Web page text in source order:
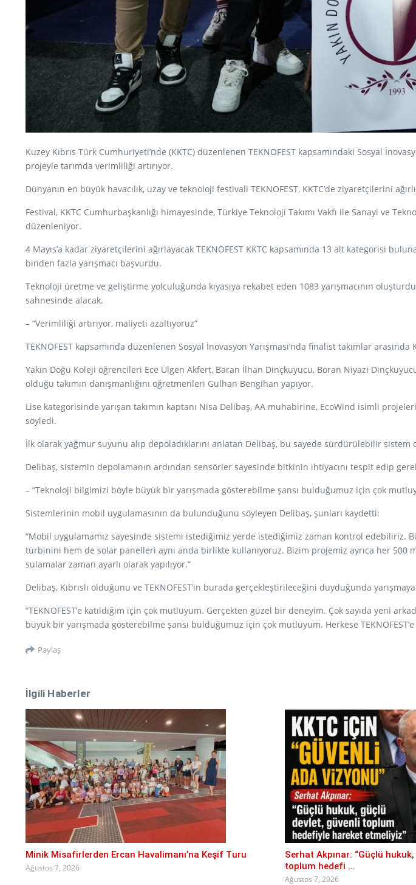
Kuzey Kıbrıs Türk Cumhuriyeti’nde (KKTC) düzenlenen TEKNOFEST kapsamındaki Sosyal
projeyle tarımda verimliliği artırıyor.
Dünyanın en büyük havacılık, uzay ve teknoloji festivali TEKNOFEST, KKTC’de ziyaretçilerini
Festival, KKTC Cumhurbaşkanlığı himayesinde, Türkiye Teknoloji Takımı Vakfı ile Sanayi ve
düzenleniyor.
4 Mayıs’a kadar ziyaretçilerini ağırlayacak TEKNOFEST KKTC kapsamında 13 alt kategorisi
binden fazla yarışmacı başvurdu.
Teknoloji üretme ve geliştirme yolculuğunda kıyasıya rekabet eden 1083 yarışmacının
sahnesinde alacak.
– “Verimliliği artırıyor, maliyeti azaltıyoruz”
TEKNOFEST kapsamında düzenlenen Sosyal İnovasyon Yarışması’nda finalist takımlar
Yakın Doğu Koleji öğrencileri Ece Ülgen Akfert, Baran İlhan Dinçkuyucu, Boran Niyazi
olduğu takımın danışmanlığını öğretmenleri Gülhan Bengihan yapıyor.
Lise kategorisinde yarışan takımın kaptanı Nisa Delibaş, AA muhabirine, EcoWind isimli
söyledi.
İlk olarak yağmur suyunu alıp depoladıklarını anlatan Delibaş, bu sayede sürdürülebilir sistem
Delibaş, sistemin depolamanın ardından sensörler sayesinde bitkinin ihtiyacını tespit edip
– “Teknoloji bilgimizi böyle büyük bir yarışmada gösterebilme şansı bulduğumuz için çok
Sistemlerinin mobil uygulamasının da bulunduğunu söyleyen Delibaş, şunları kaydetti:
“Mobil uygulamamız sayesinde sistemi istediğimiz yerde istediğimiz zaman kontrol
türbinini hem de solar panelleri aynı anda birlikte kullanıyoruz. Bizim projemiz ayrıca her
sulamalar zaman ayarlı olarak yapılıyor.”
Delibaş, Kıbrıslı olduğunu ve TEKNOFEST’in burada gerçekleştirileceğini duyduğunda
“TEKNOFEST’e katıldığım için çok mutluyum. Gerçekten güzel bir deneyim. Çok sayıda yeni
büyük bir yarışmada gösterebilme şansı bulduğumuz için çok mutluyum. Herkese TEKNOFEST’e
Paylaş
İlgili Haberler
Minik Misafirlerden Ercan Havalimanı’na Keşif Turu
Ağustos 7, 2026
Serhat Akpınar: “Güçlü
toplum hedefi ...
Ağustos 7, 2026